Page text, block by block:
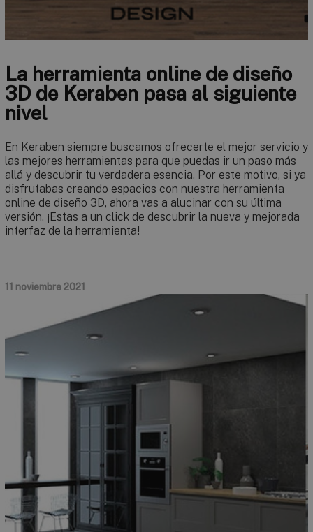
La herramienta online de diseño
3D de Keraben pasa al siguiente
nivel
En Keraben siempre buscamos ofrecerte el mejor servicio y
las mejores herramientas para que puedas ir un paso más
allá y descubrir tu verdadera esencia. Por este motivo, si ya
disfrutabas creando espacios con nuestra herramienta
online de diseño 3D, ahora vas a alucinar con su última
versión. ¡Estas a un click de descubrir la nueva y mejorada
interfaz de la herramienta!
11 noviembre 2021